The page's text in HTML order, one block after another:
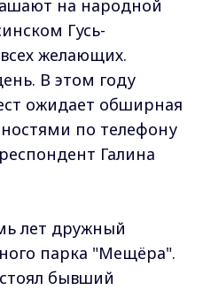
на народной
Гусь-
желающих.
В этом году
ожидает обширная
по телефону
Галина
лет дружный
парка "Мещёра".
бывший